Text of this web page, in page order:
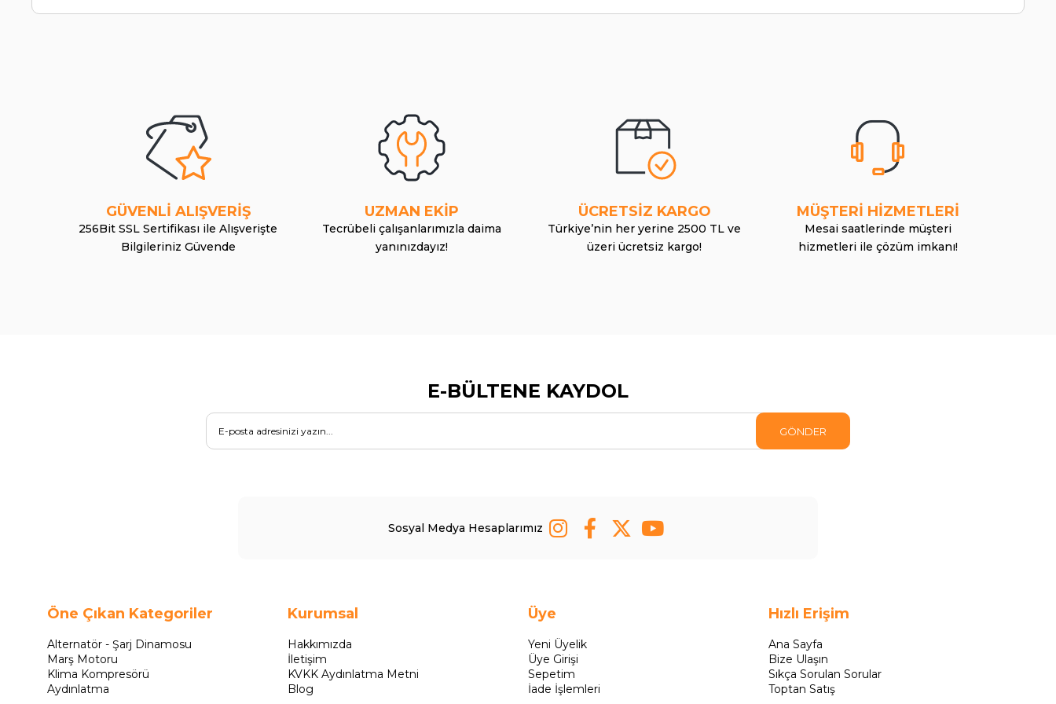
GÜVENLİ ALIŞVERİŞ
256Bit SSL Sertifikası ile Alışverişte
Bilgileriniz Güvende
UZMAN EKİP
Tecrübeli çalışanlarımızla daima
yanınızdayız!
ÜCRETSİZ KARGO
Türkiye’nin her yerine 2500 TL ve
üzeri ücretsiz kargo!
MÜŞTERİ HİZMETLERİ
Mesai saatlerinde müşteri
hizmetleri ile çözüm imkanı!
E-BÜLTENE KAYDOL
GÖNDER
Sosyal Medya Hesaplarımız
Öne Çıkan Kategoriler
Alternatör - Şarj Dinamosu
Marş Motoru
Klima Kompresörü
Aydınlatma
Kurumsal
Hakkımızda
İletişim
KVKK Aydınlatma Metni
Blog
Üye
Yeni Üyelik
Üye Girişi
Sepetim
İade İşlemleri
Hızlı Erişim
Ana Sayfa
Bize Ulaşın
Sıkça Sorulan Sorular
Toptan Satış